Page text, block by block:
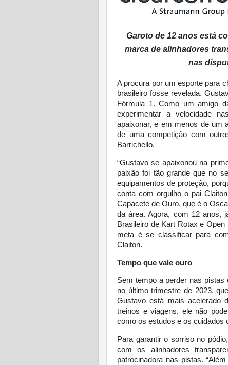
Garoto de 12 anos está
marca de alinhadores
nas
A procura por um esporte para
brasileiro fosse revelada.
Fórmula 1. Como um amigo
experimentar a velocidade
apaixonar, e em menos de um
de uma competição com
Barrichello.
“Gustavo se apaixonou na
paixão foi tão grande que no
equipamentos de proteção,
conta com orgulho o pai
Capacete de Ouro, que é o
da área. Agora, com 12 anos,
Brasileiro de Kart Rotax e
meta é se classificar para
Claiton.
Tempo que vale ouro
Sem tempo a perder nas
no último trimestre de 2023,
Gustavo está mais acelerado
treinos e viagens, ele não
como os estudos e os cuidados
Para garantir o sorriso no
com os alinhadores
patrocinadora nas pistas.